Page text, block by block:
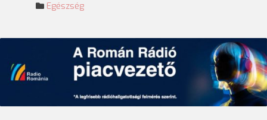
Egészség